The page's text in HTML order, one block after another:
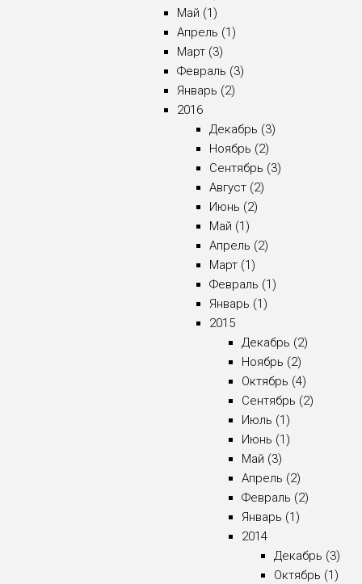
Май (1)
Апрель (1)
Март (3)
Февраль (3)
Январь (2)
2016
Декабрь (3)
Ноябрь (2)
Сентябрь (3)
Август (2)
Июнь (2)
Май (1)
Апрель (2)
Март (1)
Февраль (1)
Январь (1)
2015
Декабрь (2)
Ноябрь (2)
Октябрь (4)
Сентябрь (2)
Июль (1)
Июнь (1)
Май (3)
Апрель (2)
Февраль (2)
Январь (1)
2014
Декабрь (3)
Октябрь (1)